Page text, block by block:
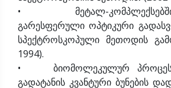
• მეტალ-კომპლექსებში
გარესფერული ოპტიკური
სპექტროსკოპული მეთოდის
1994).
• ბიომოლეკულურ
გადატანის კვანტური ბუნების